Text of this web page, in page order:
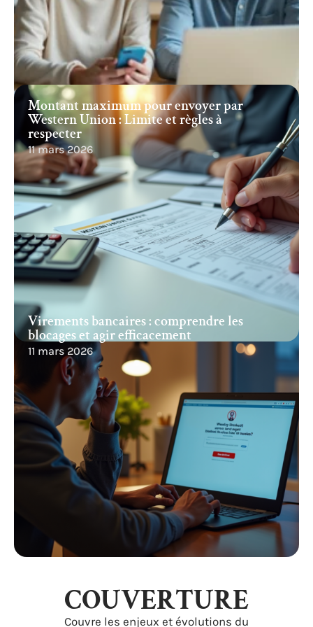
Virements bancaires : comprendre les
blocages et agir efficacement
11 mars 2026
Montant maximum pour envoyer par
Western Union : Limite et règles à
respecter
11 mars 2026
COUVERTURE
Couvre les enjeux et évolutions du